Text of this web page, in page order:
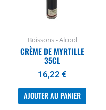
Boissons - Alcool
CRÈME DE MYRTILLE
35CL
16,22 €
AJOUTER AU PANIER